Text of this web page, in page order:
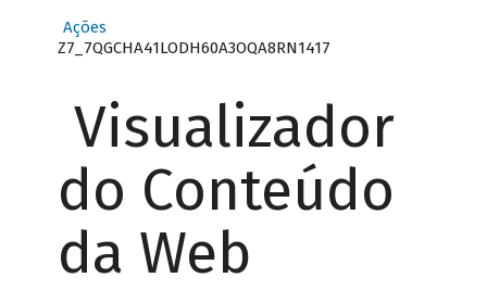
Ações
Z7_7QGCHA41LODH60A3OQA8RN1417
Visualizador
do Conteúdo
da Web